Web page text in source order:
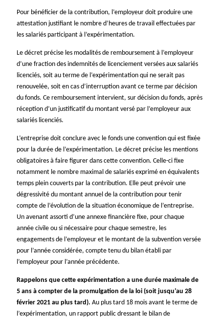
Pour bénéficier de la contribution, l’employeur doit produire une
attestation justifiant le nombre d’heures de travail effectuées par
les salariés participant à l’expérimentation.
Le décret précise les modalités de remboursement à l’employeur
d’une fraction des indemnités de licenciement versées aux salariés
licenciés, soit au terme de l’expérimentation qui ne serait pas
renouvelée, soit en cas d’interruption avant ce terme par décision
du fonds. Ce remboursement intervient, sur décision du fonds, après
réception d’un justificatif du montant versé par l’employeur aux
salariés licenciés.
L’entreprise doit conclure avec le fonds une convention qui est fixée
pour la durée de l’expérimentation. Le décret précise les mentions
obligatoires à faire figurer dans cette convention. Celle-ci fixe
notamment le nombre maximal de salariés exprimé en équivalents
temps plein couverts par la contribution. Elle peut prévoir une
dégressivité du montant annuel de la contribution pour tenir
compte de l’évolution de la situation économique de l’entreprise.
Un avenant assorti d’une annexe financière fixe, pour chaque
année civile ou si nécessaire pour chaque semestre, les
engagements de l’employeur et le montant de la subvention versée
pour l’année considérée, compte tenu du bilan établi par
l’employeur pour l’année précédente.
Rappelons que cette expérimentation a une durée maximale de
5 ans à compter de la promulgation de la loi (soit jusqu’au 28
février 2021 au plus tard). Au plus tard 18 mois avant le terme de
l’expérimentation, un rapport public dressant le bilan de